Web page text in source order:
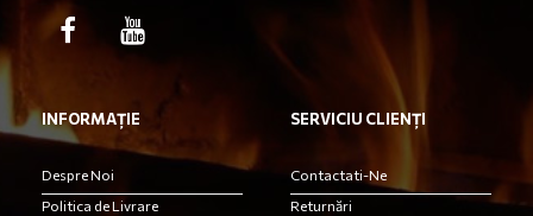
INFORMAȚIE
Despre Noi
Politica de Livrare
SERVICIU CLIENȚI
Contactati-Ne
Returnări